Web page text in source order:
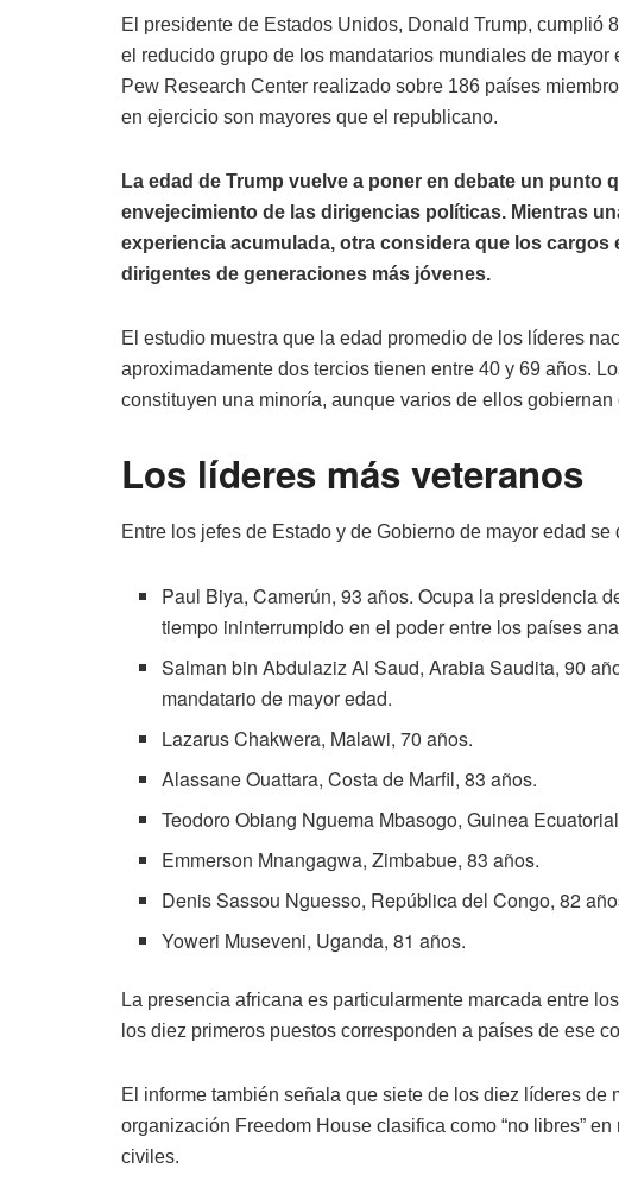
El presidente de Estados Unidos, Donald Trump, cumplió
el reducido grupo de los mandatarios mundiales de
Pew Research Center realizado sobre 186 países
en ejercicio son mayores que el republicano.
La edad de Trump vuelve a poner en debate un punto
envejecimiento de las dirigencias políticas. Mientras
experiencia acumulada, otra considera que los
dirigentes de generaciones más jóvenes.
El estudio muestra que la edad promedio de los líderes
aproximadamente dos tercios tienen entre 40 y 69 años.
constituyen una minoría, aunque varios de ellos
Los líderes más veteranos
Entre los jefes de Estado y de Gobierno de mayor edad se
Paul Biya, Camerún, 93 años. Ocupa la presidencia
tiempo ininterrumpido en el poder entre los países
Salman bin Abdulaziz Al Saud, Arabia Saudita, 90
mandatario de mayor edad.
Lazarus Chakwera, Malawi, 70 años.
Alassane Ouattara, Costa de Marfil, 83 años.
Teodoro Obiang Nguema Mbasogo, Guinea
Emmerson Mnangagwa, Zimbabue, 83 años.
Denis Sassou Nguesso, República del Congo, 82
Yoweri Museveni, Uganda, 81 años.
La presencia africana es particularmente marcada entre
los diez primeros puestos corresponden a países de ese
El informe también señala que siete de los diez líderes de
organización Freedom House clasifica como “no libres”
civiles.